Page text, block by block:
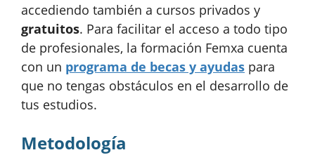
accediendo también a cursos privados y
gratuitos. Para facilitar el acceso a todo tipo
de profesionales, la formación Femxa cuenta
con un programa de becas y ayudas para
que no tengas obstáculos en el desarrollo de
tus estudios.
Metodología